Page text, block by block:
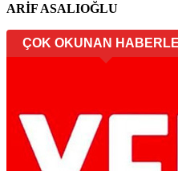
ARİF ASALIOĞLU
ÇOK OKUNAN